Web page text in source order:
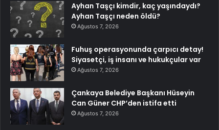
Ayhan Taşçı kimdir, kaç yaşındaydı?
Ayhan Taşçı neden öldü?
Ağustos 7, 2026
Fuhuş operasyonunda çarpıcı detay!
Siyasetçi, iş insanı ve hukukçular var
Ağustos 7, 2026
Çankaya Belediye Başkanı Hüseyin
Can Güner CHP’den istifa etti
Ağustos 7, 2026